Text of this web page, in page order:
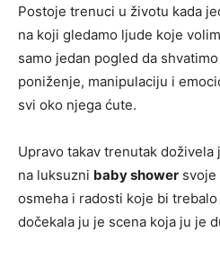
Postoje trenuci u životu kada
na koji gledamo ljude koje
samo jedan pogled da
poniženje, manipulaciju i
svi oko njega ćute.
Upravo takav trenutak
na luksuzni baby shower svoje
osmeha i radosti koje bi
dočekala ju je scena koja ju je